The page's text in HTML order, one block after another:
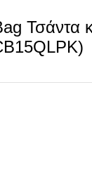
Τσάντα